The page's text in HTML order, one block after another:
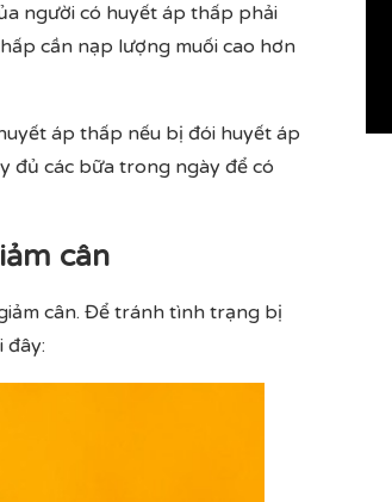
người có huyết áp thấp phải
cần nạp lượng muối cao hơn
áp thấp nếu bị đói huyết áp
đủ các bữa trong ngày để có
cân
cân. Để tránh tình trạng bị
đây: